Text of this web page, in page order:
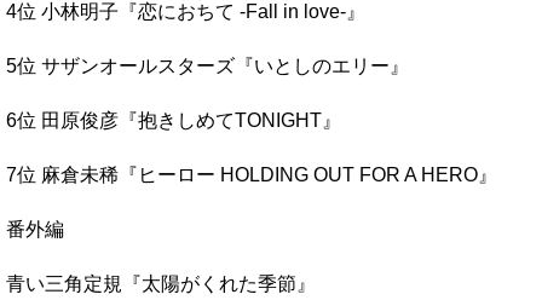
4位 小林明子『恋におちて -Fall in love-』
5位 サザンオールスターズ『いとしのエリー』
6位 田原俊彦『抱きしめてTONIGHT』
7位 麻倉未稀『ヒーロー HOLDING OUT FOR A HERO』
番外編
青い三角定規『太陽がくれた季節』